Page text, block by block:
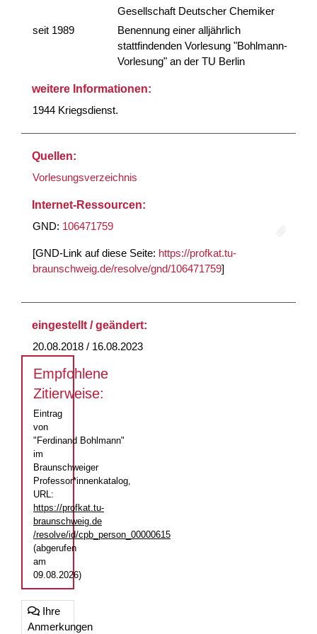
Gesellschaft Deutscher Chemiker
seit 1989
Benennung einer alljährlich
stattfindenden Vorlesung "Bohlmann-
Vorlesung" an der TU Berlin
weitere Informationen:
1944 Kriegsdienst.
Quellen:
Vorlesungsverzeichnis
Internet-Ressourcen:
GND: 106471759
[GND-Link auf diese Seite: https://profkat.tu-
braunschweig.de/resolve/gnd/106471759]
eingestellt / geändert:
20.08.2018 / 16.08.2023
Empfohlene
Zitierweise:
Eintrag
von
"Ferdinand Bohlmann"
im
Braunschweiger
Professor*innenkatalog,
URL:
https://profkat.tu-
braunschweig.de
/resolve/id/cpb_person_00000615
(abgerufen
am
09.08.2026)
Ihre
Anmerkungen